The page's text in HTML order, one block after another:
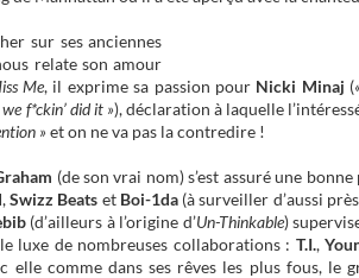
sur ses anciennes
relate son amour
Me, il exprime sa passion pour Nicki Minaj (
f*ckin’ did it »), déclaration à laquelle
»et on ne va pas la contredire !
(de son vrai nom) s’est assuré une
,Swizz Beats et Boi-1da(à surveiller d’aussi
(d’ailleurs à l’origine d’Un-Thinkable)
luxe de nombreuses collaborations : T.I.,
elle comme dans ses rêves les plus fous, le